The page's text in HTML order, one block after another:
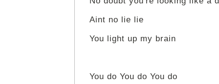
Aint no lie lie
You light up my brain
You do You do You do